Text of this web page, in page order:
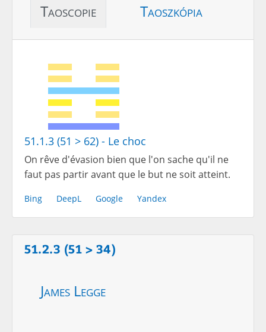
Taoscopie Taoszkópia
51.1.3 (51 > 62) - Le choc
On rêve d'évasion bien que l'on sache qu'il ne
faut pas partir avant que le but ne soit atteint.
Bing DeepL Google Yandex
51.2.3 (51 > 34)
James Legge